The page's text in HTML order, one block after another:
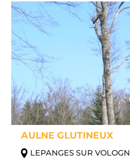
AULNE GLUTINEUX
LEPANGES SUR